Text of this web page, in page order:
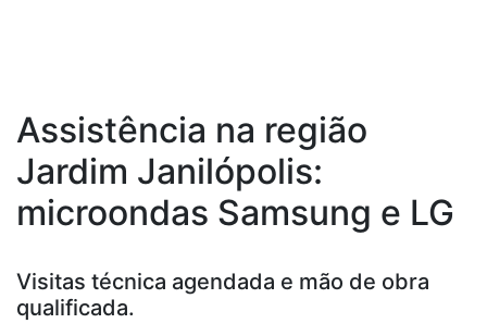
Assistência na região
Jardim Janilópolis:
microondas Samsung e LG
Visitas técnica agendada e mão de obra
qualificada.